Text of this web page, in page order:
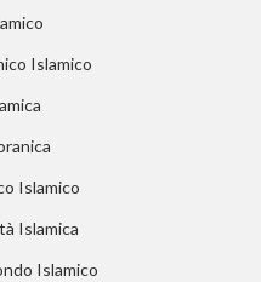
Islamico
Islamico
Islamica
Islamico